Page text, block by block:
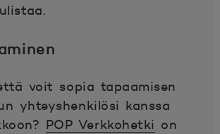
voit sopia tapaamisen
yhteyshenkilösi kanssa
POP Verkkohetki on